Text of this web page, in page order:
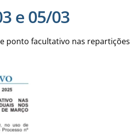
e 05/03
ponto facultativo nas repartições